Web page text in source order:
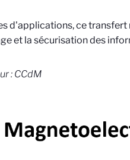
d'applications, ce
et la sécurisation des
: CCdM